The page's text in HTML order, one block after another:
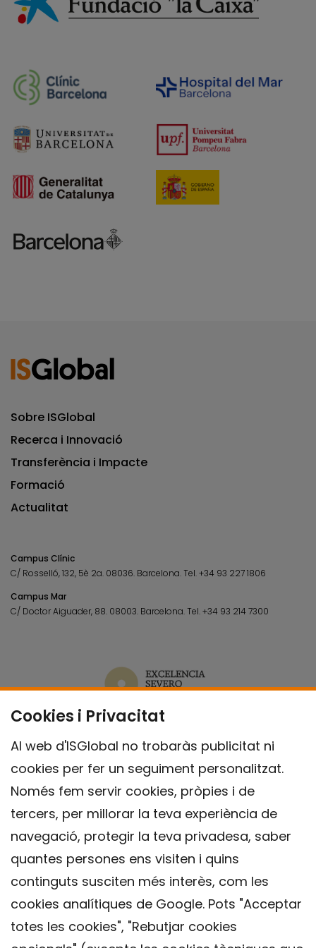
Cookies i Privacitat
Al web d'ISGlobal no trobaràs publicitat ni
cookies per fer un seguiment personalitzat.
Només fem servir cookies, pròpies i de
tercers, per millorar la teva experiència de
navegació, protegir la teva privadesa, saber
quantes persones ens visiten i quins
continguts susciten més interès, com les
cookies analítiques de Google. Pots "Acceptar
totes les cookies", "Rebutjar cookies
Sobre ISGlobal
Recerca i Innovació
Transferència i Impacte
Formació
Actualitat
Campus Clínic
C/ Rosselló, 132, 5è 2a. 08036. Barcelona.Tel.+34 93 227 1806
Campus Mar
C/ Doctor Aiguader, 88. 08003. Barcelona.Tel.+34 93 214 7300